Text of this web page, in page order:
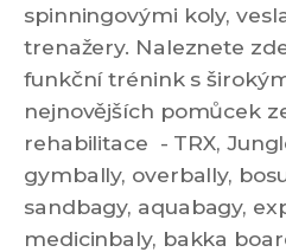
spinningovými koly,
trenažery. Naleznete
funkční trénink s
nejnovějších pomůcek
rehabilitace - TRX,
gymbally, overbally,
sandbagy, aquabagy,
medicinbaly, bakka